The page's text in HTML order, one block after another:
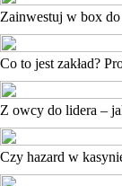
Zainwestuj w box
Co to jest zakład?
Z owcy do lidera –
Czy hazard w